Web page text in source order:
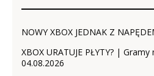
NOWY XBOX JEDNAK Z
XBOX URATUJE PŁYTY? |
04.08.2026